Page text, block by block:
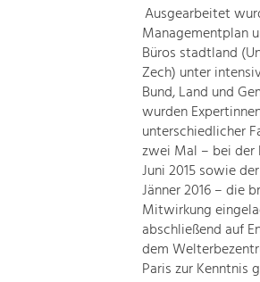
Soziales, Bildung &
Gleichberechtigung, Jugend und
Mobilität & Energie
Klimawandel, öffentlicher Verkehr und
Steigerung regionaler Wertschöpfung
Ausgearbeitet
Managementplan
Büros stadtland
Zech) unter
Bund, Land und
wurden
unterschiedlicher
zwei Mal – bei
Juni 2015 sowie
Jänner 2016 – die
Mitwirkung
abschließend auf
dem
Paris zur Kenntnis